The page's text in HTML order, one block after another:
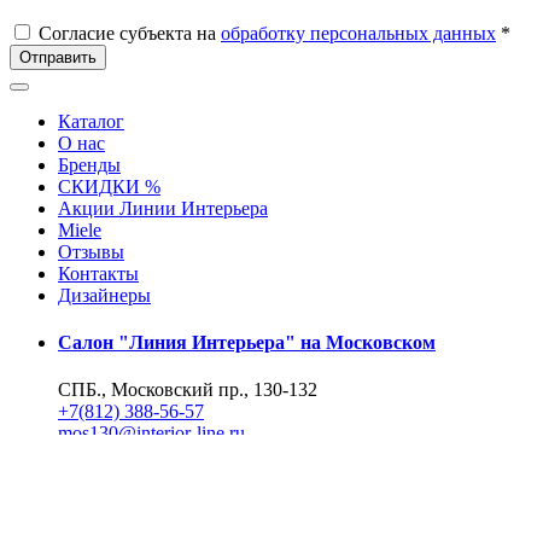
Согласие субъекта на обработку персональных данных *
Отправить
Каталог
О нас
Бренды
СКИДКИ %
Акции Линии Интерьера
Miele
Отзывы
Контакты
Дизайнеры
Салон "Линия Интерьера" на Московском
СПБ., Московский пр., 130-132
+7(812) 388-56-57
mos130@interior-line.ru